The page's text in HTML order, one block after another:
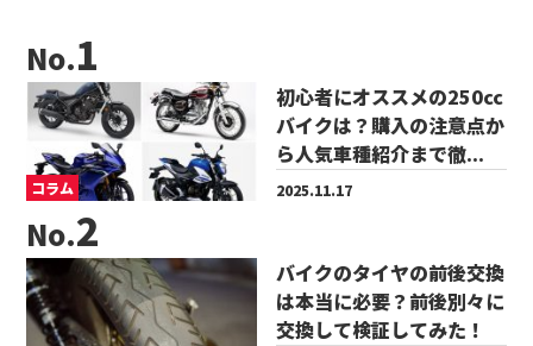
No.
コラム
初心者にオススメの250cc
バイクは？購入の注意点か
ら人気車種紹介まで徹...
2025.11.17
No.
バイクのタイヤの前後交換
は本当に必要？前後別々に
交換して検証してみた！